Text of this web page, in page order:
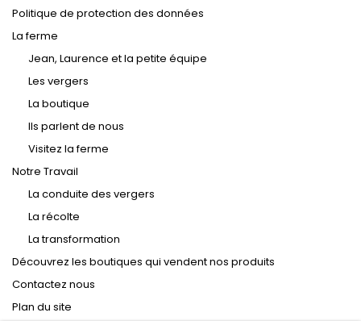
Politique de protection des données
La ferme
Jean, Laurence et la petite équipe
Les vergers
La boutique
Ils parlent de nous
Visitez la ferme
Notre Travail
La conduite des vergers
La récolte
La transformation
Découvrez les boutiques qui vendent nos produits
Contactez nous
Plan du site